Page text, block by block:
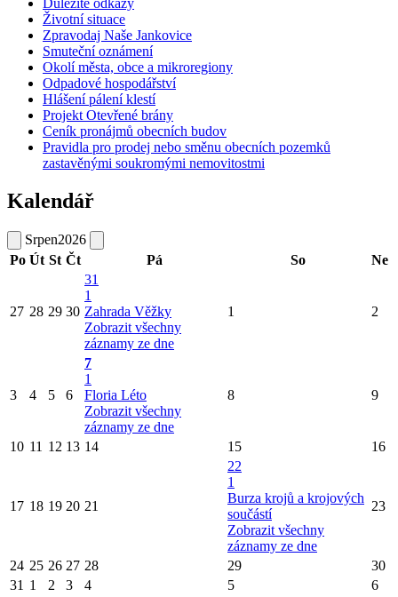
Důležité odkazy
Životní situace
Zpravodaj Naše Jankovice
Smuteční oznámení
Okolí města, obce a mikroregiony
Odpadové hospodářství
Hlášení pálení klestí
Projekt Otevřené brány
Ceník pronájmů obecních budov
Pravidla pro prodej nebo směnu obecních pozemků
zastavěnými soukromými nemovitostmi
Kalendář
Srpen2026
Po Út St Čt Pá So Ne
27 28 29 30
31
1
Zahrada Věžky
Zobrazit všechny
záznamy ze dne
1 2
3 4 5 6
7
1
Floria Léto
Zobrazit všechny
záznamy ze dne
8 9
10 11 12 13 14 15 16
17 18 19 20 21
22
1
Burza krojů a krojových
součástí
Zobrazit všechny
záznamy ze dne
23
24 25 26 27 28 29
30
31 1 2 3 4 5 6